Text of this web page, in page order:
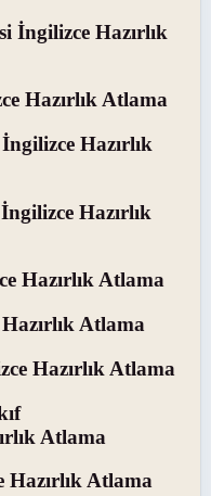
İngilizce Hazırlık
Hazırlık Atlama
Hazırlık
Hazırlık
Hazırlık Atlama
Atlama
Hazırlık Atlama
Atlama
Hazırlık Atlama